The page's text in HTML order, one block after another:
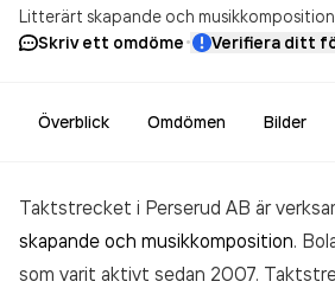
Litterärt skapande och musikkomposition
Skriv ett omdöme· Verifiera ditt
Överblick Omdömen Bilder
Taktstrecket i Perserud AB är
skapande och musikkomposition.
som varit aktivt sedan 2007.